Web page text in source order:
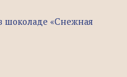
шоколаде «Снежная